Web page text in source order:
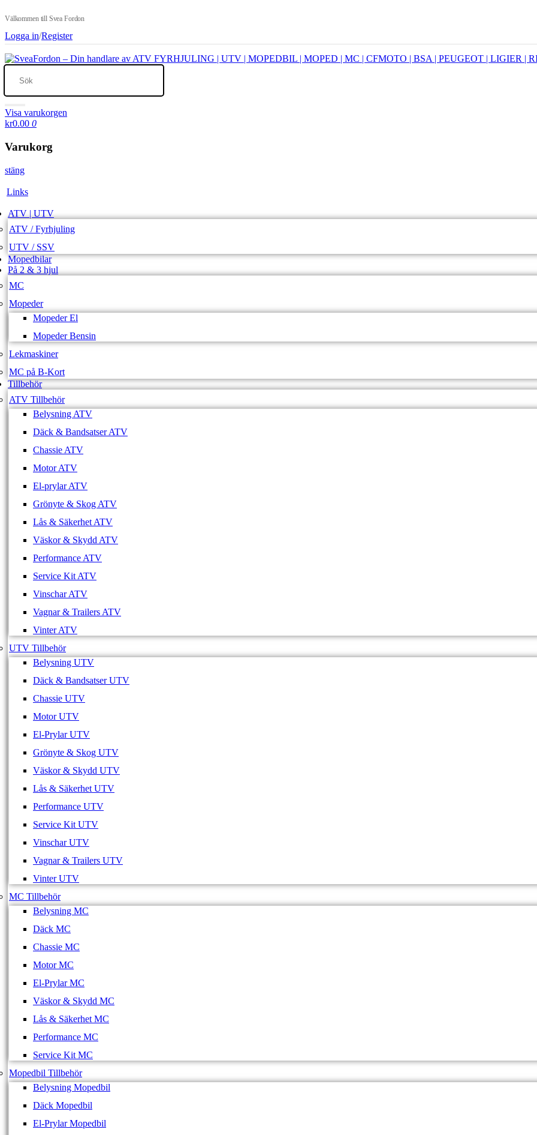
Välkommen till Svea Fordon
Logga in/Register
Visa varukorgen
kr0.00 0
Varukorg
stäng
Links
ATV | UTV
ATV / Fyrhjuling
UTV / SSV
Mopedbilar
På 2 & 3 hjul
MC
Mopeder
Mopeder El
Mopeder Bensin
Lekmaskiner
MC på B-Kort
Tillbehör
ATV Tillbehör
Belysning ATV
Däck & Bandsatser ATV
Chassie ATV
Motor ATV
El-prylar ATV
Grönyte & Skog ATV
Lås & Säkerhet ATV
Väskor & Skydd ATV
Performance ATV
Service Kit ATV
Vinschar ATV
Vagnar & Trailers ATV
Vinter ATV
UTV Tillbehör
Belysning UTV
Däck & Bandsatser UTV
Chassie UTV
Motor UTV
El-Prylar UTV
Grönyte & Skog UTV
Väskor & Skydd UTV
Lås & Säkerhet UTV
Performance UTV
Service Kit UTV
Vinschar UTV
Vagnar & Trailers UTV
Vinter UTV
MC Tillbehör
Belysning MC
Däck MC
Chassie MC
Motor MC
El-Prylar MC
Väskor & Skydd MC
Lås & Säkerhet MC
Performance MC
Service Kit MC
Mopedbil Tillbehör
Belysning Mopedbil
Däck Mopedbil
El-Prylar Mopedbil